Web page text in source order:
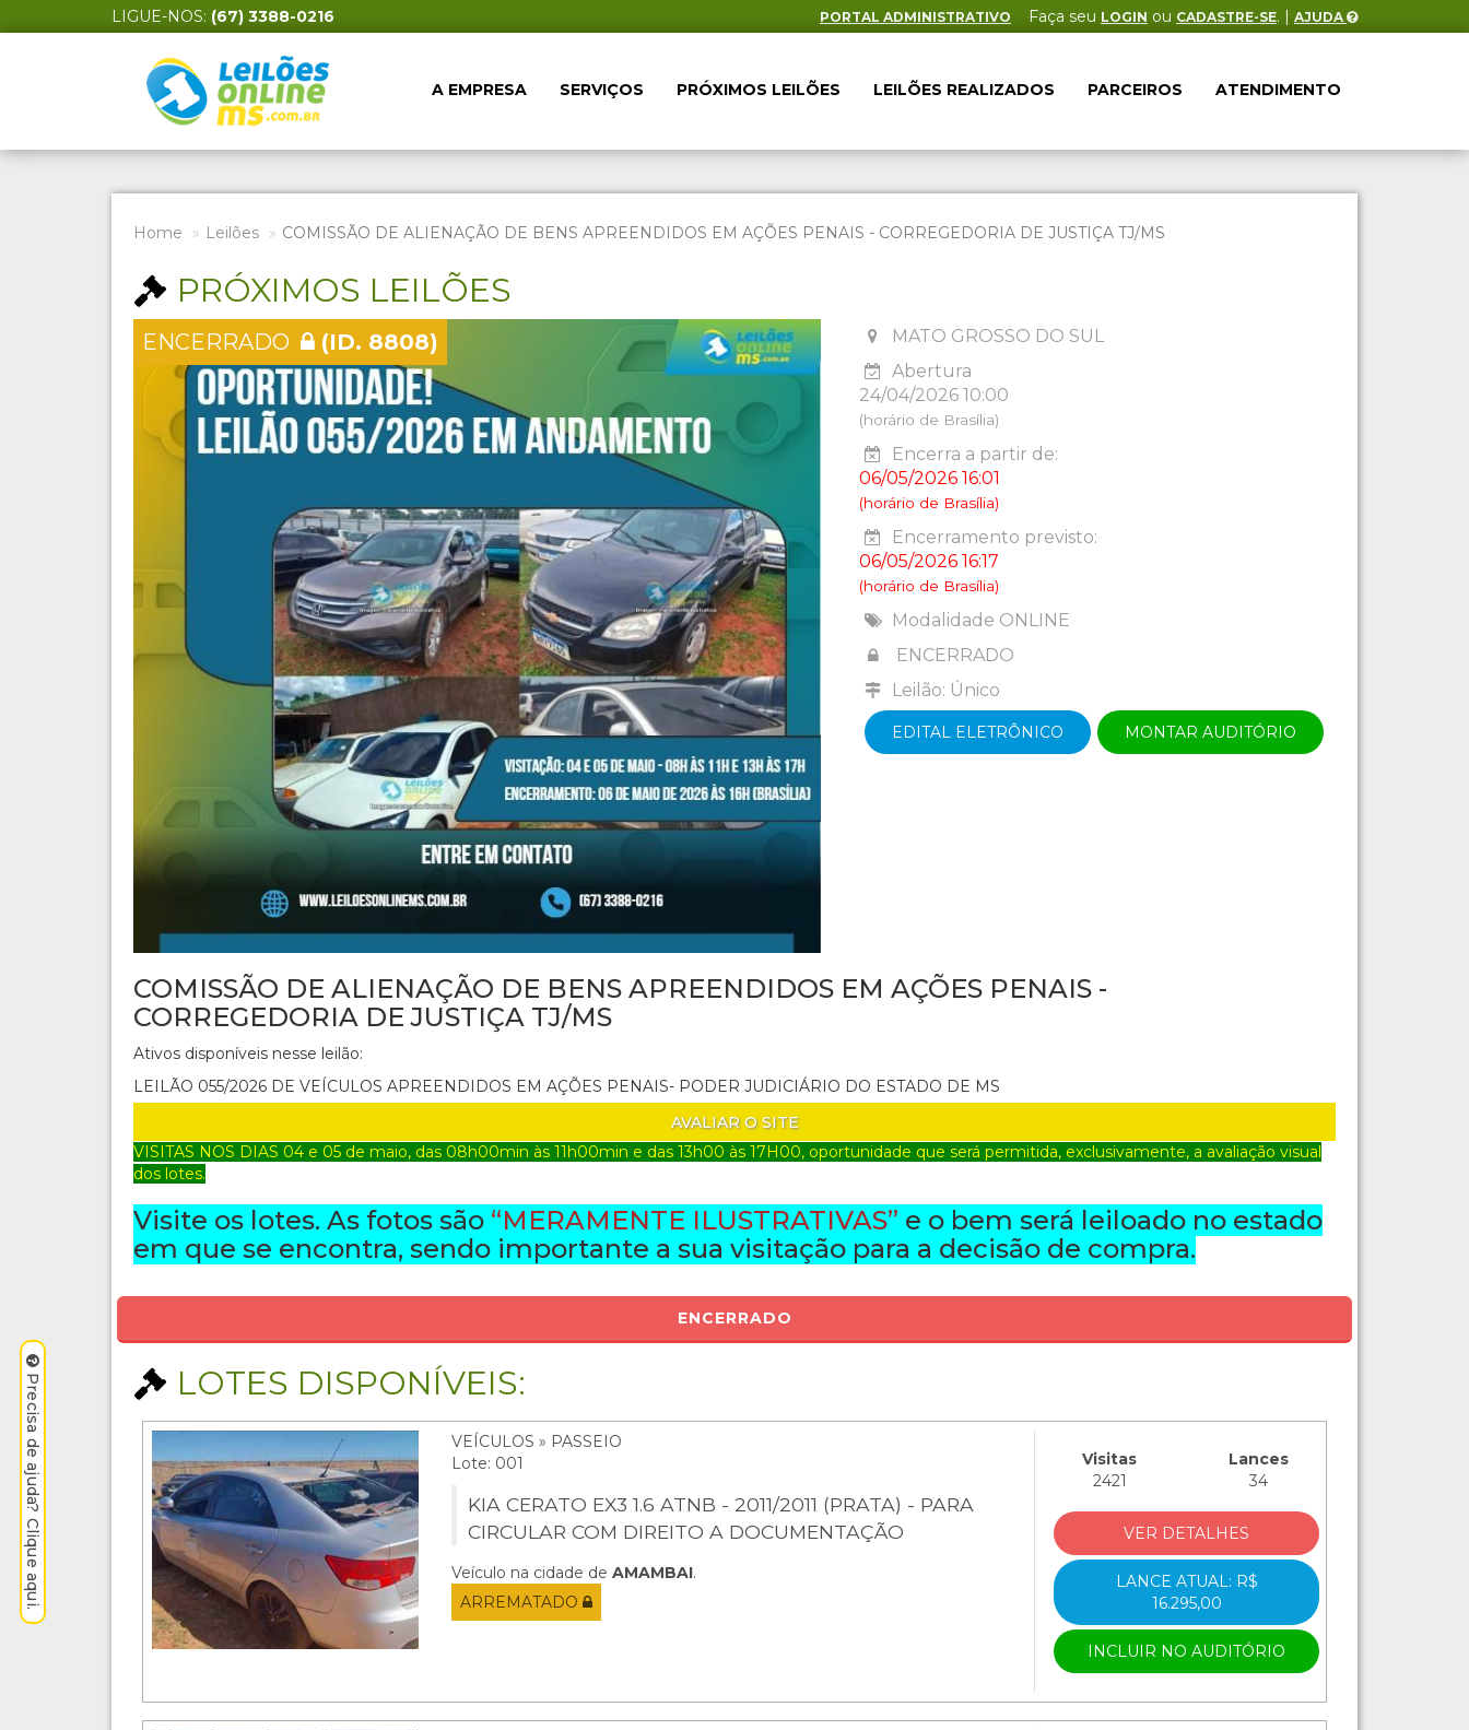
LIGUE-NOS: (67) 3388-0216 PORTAL ADMINISTRATIVO Faça seu LOGIN ou CADASTRE-SE. | AJUDA
A EMPRESA SERVIÇOS PRÓXIMOS LEILÕES LEILÕES REALIZADOS PARCEIROS ATENDIMENTO
Home Leilões COMISSÃO DE ALIENAÇÃO DE BENS APREENDIDOS EM AÇÕES PENAIS - CORREGEDORIA DE JUSTIÇA TJ/MS
PRÓXIMOS LEILÕES
ENCERRADO (ID. 8808)
MATO GROSSO DO SUL
Abertura
24/04/2026 10:00
(horário de Brasília)
Encerra a partir de:
06/05/2026 16:01
(horário de Brasília)
Encerramento previsto:
06/05/2026 16:17
(horário de Brasília)
Modalidade ONLINE
ENCERRADO
Leilão: Único
EDITAL ELETRÔNICO MONTAR AUDITÓRIO
COMISSÃO DE ALIENAÇÃO DE BENS APREENDIDOS EM AÇÕES PENAIS -
CORREGEDORIA DE JUSTIÇA TJ/MS
Ativos disponíveis nesse leilão:
LEILÃO 055/2026 DE VEÍCULOS APREENDIDOS EM AÇÕES PENAIS- PODER JUDICIÁRIO DO ESTADO DE MS
AVALIAR O SITE
VISITAS NOS DIAS 04 e 05 de maio, das 08h00min às 11h00min e das 13h00 às 17H00, oportunidade que será permitida, exclusivamente, a avaliação visual
dos lotes.
Visite os lotes. As fotos são “MERAMENTE ILUSTRATIVAS” e o bem será leiloado no estado
em que se encontra, sendo importante a sua visitação para a decisão de compra.
ENCERRADO
LOTES DISPONÍVEIS:
VEÍCULOS » PASSEIO
Lote: 001
KIA CERATO EX3 1.6 ATNB - 2011/2011 (PRATA) - PARA
CIRCULAR COM DIREITO A DOCUMENTAÇÃO
Veículo na cidade de AMAMBAI.
ARREMATADO
Visitas
2421
Lances
34
VER DETALHES
LANCE ATUAL: R$
16.295,00
INCLUIR NO AUDITÓRIO
Precisa de ajuda? Clique aqui.